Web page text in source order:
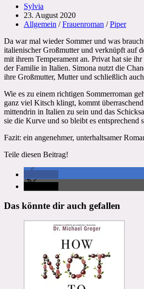
Beitrags-
Autor:
Sylvia
Beitrag
veröffentlicht:
23. August 2020
Beitrags-
Allgemein / Frauenroman / Piper
Da war mal wieder Sommer und was
italienischer Großmutter und verknüpft auf
mit ihrem Temperament an. Privat hat sie
der Familie in Italien. Simona nutzt die
ihre Großmutter, Mutter und schließlich
Wie es zu einem richtigen Sommerroman
ganz viel Kitsch klingt, kommt
mittendrin in Italien zu sein und das
sie die Kurve und so bleibt es entsprechend
Fazit: ein angenehmer, unterhaltsamer
Teile diesen Beitrag!
Das könnte dir auch gefallen